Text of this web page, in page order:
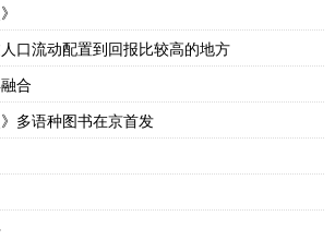
口流动配置到回报比较高的地方
合
多语种图书在京首发